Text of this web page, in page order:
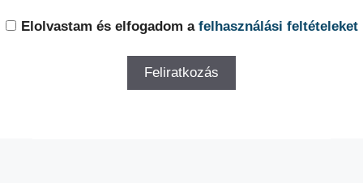
Elolvastam és elfogadom a felhasználási feltételeket